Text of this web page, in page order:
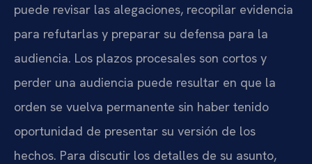
puede revisar las alegaciones, recopilar evidencia
para refutarlas y preparar su defensa para la
audiencia. Los plazos procesales son cortos y
perder una audiencia puede resultar en que la
orden se vuelva permanente sin haber tenido
oportunidad de presentar su versión de los
hechos. Para discutir los detalles de su asunto,